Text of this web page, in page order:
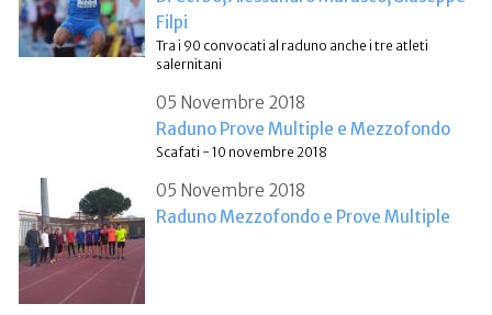
Filpi
Tra i 90 convocati al raduno anche i tre atleti
salernitani
05 Novembre 2018
Raduno Prove Multiple e Mezzofondo
Scafati - 10 novembre 2018
05 Novembre 2018
Raduno Mezzofondo e Prove Multiple